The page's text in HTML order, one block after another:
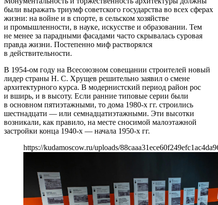
были выражать триумф советского государства во всех сферах
жизни: на войне и в спорте, в сельском хозяйстве
и промышленности, в науке, искусстве и образовании. Тем
не менее за парадными фасадами часто скрывалась суровая
правда жизни. Постепенно миф растворялся
в действительности.
В 1954-ом году на Всесоюзном совещании строителей новый
лидер страны Н. С. Хрущев решительно заявил о смене
архитектурного курса. В модернистский период район рос
и вширь, и в высоту. Если ранние типовые серии были
в основном пятиэтажными, то дома 1980-х гг. строились
шестнадцати — или семнадцатиэтажными. Эти высотки
возникали, как правило, на месте сносимой малоэтажной
застройки конца 1940-х — начала 1950-х гг.
https://kudamoscow.ru/uploads/